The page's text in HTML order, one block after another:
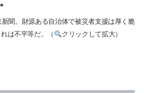
聞。財源ある自治体で被災者支援は厚く脆
は不平等だ。（
クリックして拡大）